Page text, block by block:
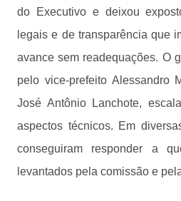
do Executivo e deixou
legais e de transparência que
avance sem readequações. O
pelo vice-prefeito Alessandro
José Antônio Lanchote,
aspectos técnicos. Em
conseguiram responder a
levantados pela comissão e